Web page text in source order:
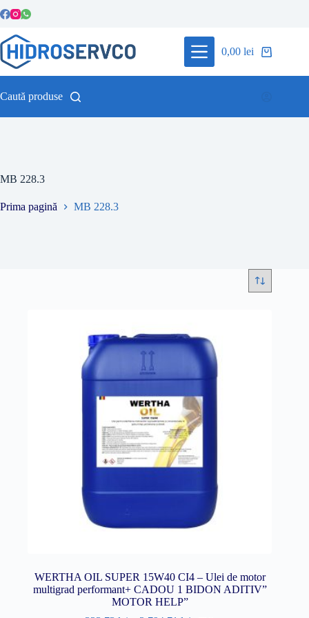
la
Coș
0,00lei
Caută produse
MB 228.3
Prima pagină MB 228.3
WERTHA OIL SUPER 15W40 CI4 – Ulei de motor
multigrad performant+ CADOU 1 BIDON ADITIV”
MOTOR HELP”